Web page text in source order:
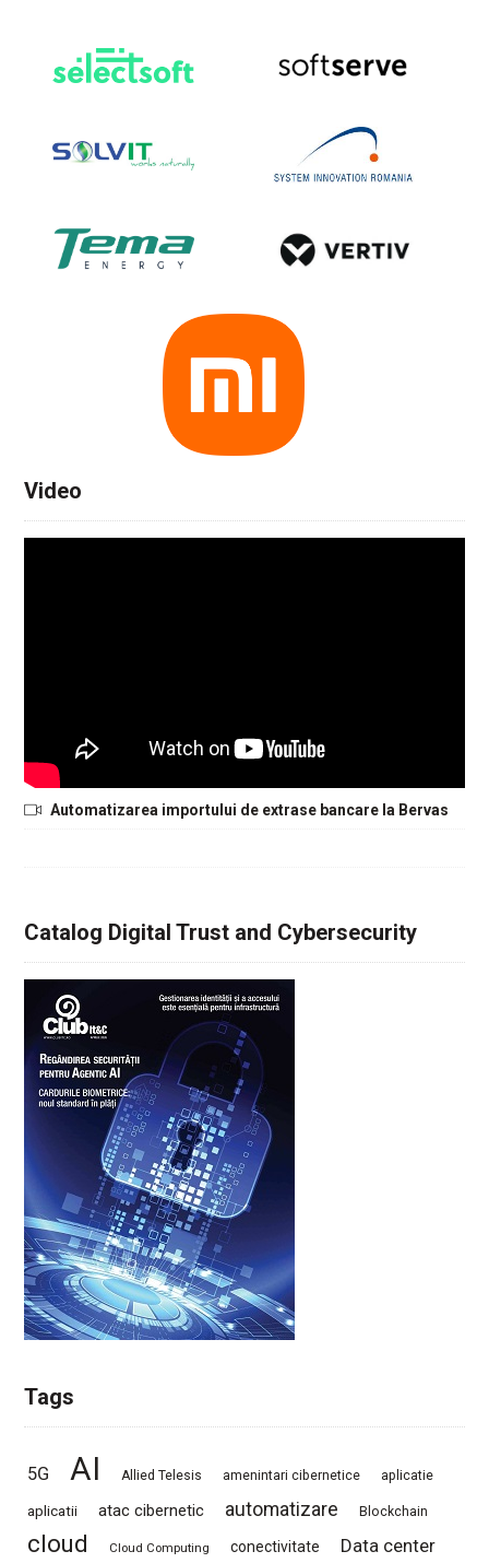
Video
Automatizarea importului de extrase bancare la Bervas
Catalog Digital Trust and Cybersecurity
Tags
5G AI Allied Telesis amenintari cibernetice aplicatie
aplicatii atac cibernetic automatizare Blockchain
cloud Cloud Computing conectivitate Data center